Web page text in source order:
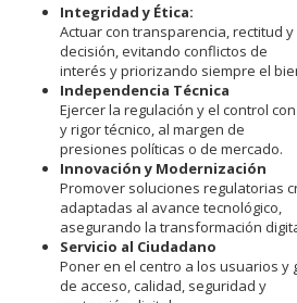
Integridad y Ética:
Actuar con transparencia, rectitud
decisión, evitando conflictos de
interés y priorizando siempre el
Independencia Técnica
Ejercer la regulación y el control
y rigor técnico, al margen de
presiones políticas o de mercado.
Innovación y Modernización
Promover soluciones regulatorias
adaptadas al avance tecnológico,
asegurando la transformación
Servicio al Ciudadano
Poner en el centro a los usuarios y
de acceso, calidad, seguridad y